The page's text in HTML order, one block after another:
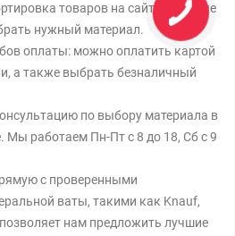
товаров на сайте, которые
нужный материал.
оплаты: можно оплатить картой
а также выбрать безналичный
по выбору материала в
Мы работаем Пн-Пт с 8 до 18, Сб с 9
с проверенными
ваты, такими как Knauf,
нам предложить лучшие